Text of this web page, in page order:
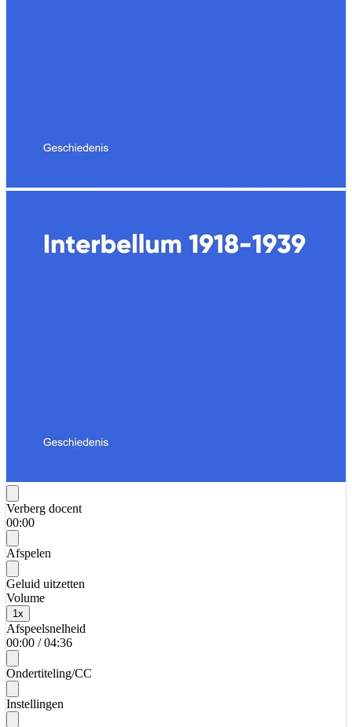
Verberg docent
00:00
Afspelen
Geluid uitzetten
Volume
1x
Afspeelsnelheid
00:00 / 04:36
Ondertiteling/CC
Instellingen